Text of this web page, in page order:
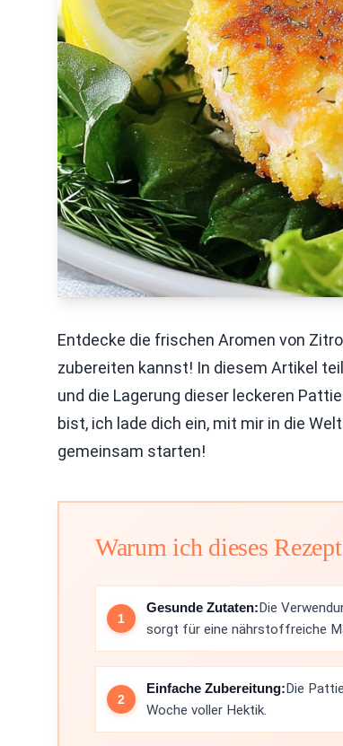
Entdecke die frischen Aromen von
zubereiten kannst! In diesem Artikel
und die Lagerung dieser leckeren
bist, ich lade dich ein, mit mir in die
gemeinsam starten!
Warum ich dieses
Gesunde Zutaten:Die
sorgt für eine nährstoffreiche
Einfache Zubereitung:Die
Woche voller Hektik.